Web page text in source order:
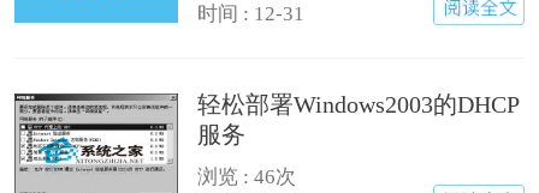
时间 : 12-31
轻松部署Windows2003的DHCP
服务
浏览 : 46次